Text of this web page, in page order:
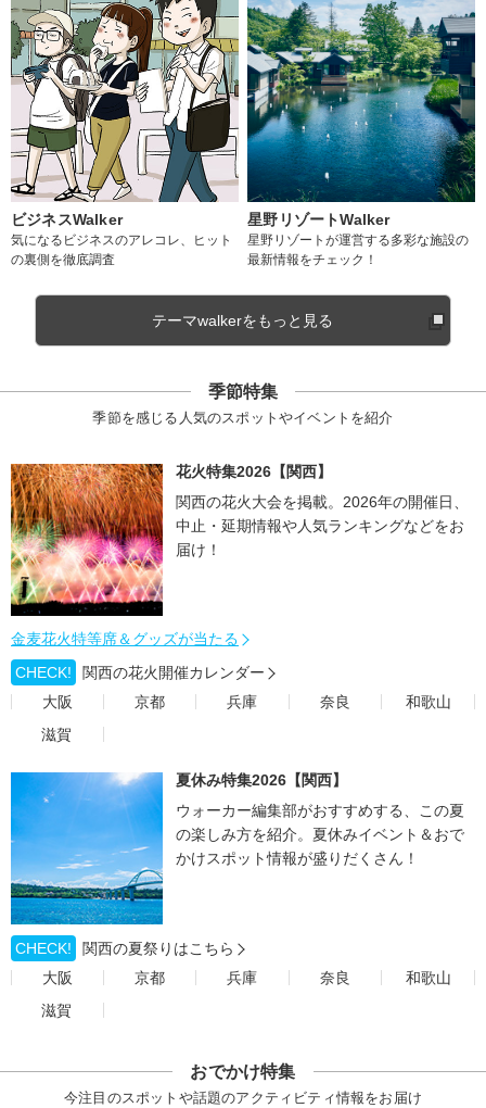
ビジネスWalker
気になるビジネスのアレコレ、ヒット
の裏側を徹底調査
星野リゾートWalker
星野リゾートが運営する多彩な施設の
最新情報をチェック！
テーマwalkerをもっと見る
季節特集
季節を感じる人気のスポットやイベントを紹介
花火特集2026【関西】
関西の花火大会を掲載。2026年の開催日、
中止・延期情報や人気ランキングなどをお
届け！
金麦花火特等席＆グッズが当たる
CHECK!
関西の花火開催カレンダー
大阪
京都 兵庫 奈良
和歌山
滋賀
夏休み特集2026【関西】
ウォーカー編集部がおすすめする、この夏
の楽しみ方を紹介。夏休みイベント＆おで
かけスポット情報が盛りだくさん！
CHECK!
関西の夏祭りはこちら
大阪
京都 兵庫 奈良
和歌山
滋賀
おでかけ特集
今注目のスポットや話題のアクティビティ情報をお届け